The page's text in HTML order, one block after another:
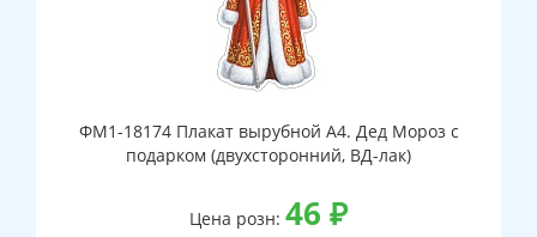
ФМ1-18174 Плакат вырубной А4. Дед Мороз с
подарком (двухсторонний, ВД-лак)
Цена розн: 46 ₽